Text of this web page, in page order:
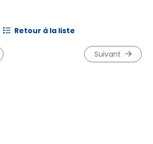
retour à la liste
suivant